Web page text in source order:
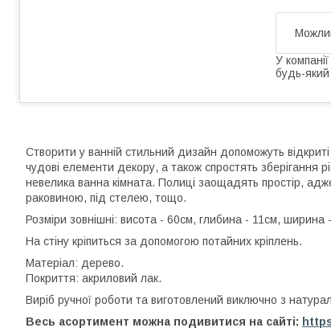
У
будь-
Створити у ванній стильний дизайн допоможуть
чудові елементи декору, а також спростять зберігання
невелика ванна кімната. Полиці заощадять простір,
раковиною, під стелею, тощо.
Розміри зовнішні: висота - 60см, глибина - 11см, ширина
На стіну кріпиться за допомогою потайних кріплень.
Матеріал: дерево.
Покриття: акриловий лак.
Виріб ручної роботи та виготовлений виключно з
Весь асортимент можна подивитися на сайті: